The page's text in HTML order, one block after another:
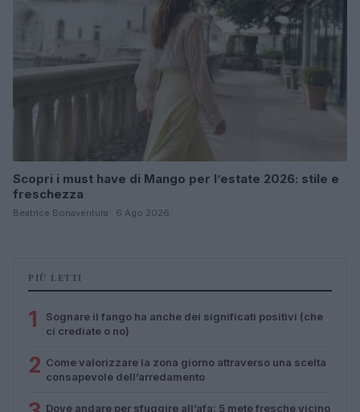
Scopri i must have di Mango per l’estate 2026: stile e
freschezza
Beatrice Bonaventura · 6 Ago 2026
PIÙ LETTI
1
Sognare il fango ha anche dei significati positivi (che
ci crediate o no)
2 Come valorizzare la zona giorno attraverso una scelta
consapevole dell’arredamento
Dove andare per sfuggire all’afa: 5 mete fresche vicino